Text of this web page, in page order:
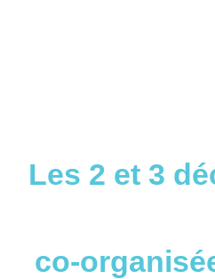
Les 2 et 3
co-